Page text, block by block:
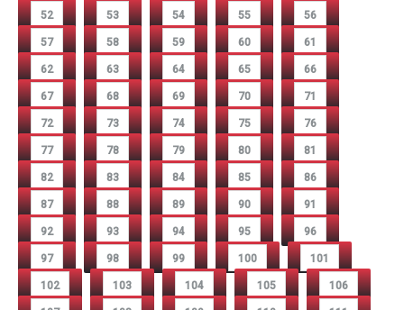
52 53 54 55 56
57 58 59 60 61
62 63 64 65 66
67 68 69 70 71
72 73 74 75 76
77 78 79 80 81
82 83 84 85 86
87 88 89 90 91
92 93 94 95 96
97 98 99 100 101
102 103 104 105 106